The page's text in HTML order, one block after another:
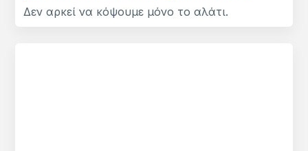
Δεν αρκεί να κόψουμε μόνο το αλάτι.